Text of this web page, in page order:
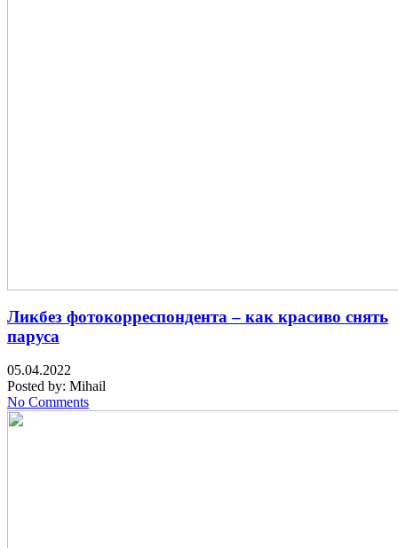
Ликбез фотокорреспондента – как красиво снять
паруса
05.04.2022
Posted by: Mihail
No Comments